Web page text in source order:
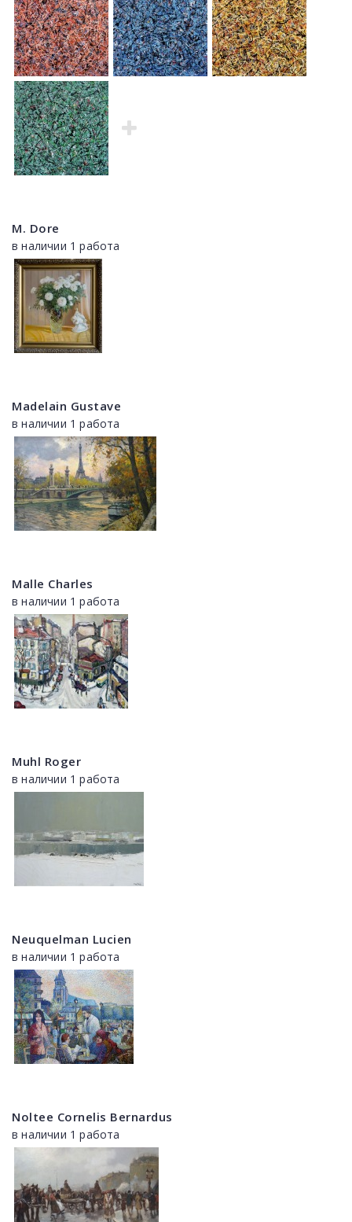
M. Dore
в наличии 1 работа
Madelain Gustave
в наличии 1 работа
Malle Charles
в наличии 1 работа
Muhl Roger
в наличии 1 работа
Neuquelman Lucien
в наличии 1 работа
Noltee Cornelis Bernardus
в наличии 1 работа